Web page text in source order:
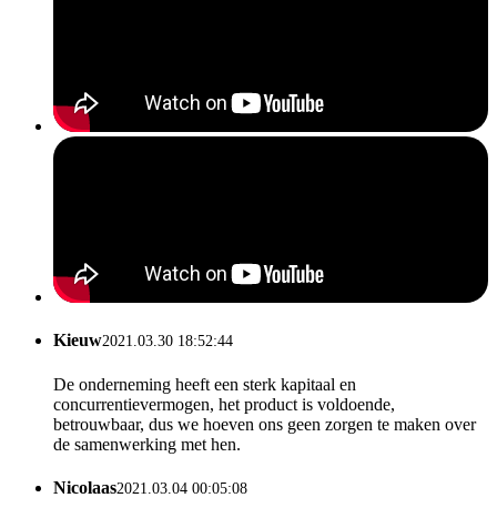
Kieuw2021.03.30 18:52:44
De onderneming heeft een sterk kapitaal en
concurrentievermogen, het product is voldoende,
betrouwbaar, dus we hoeven ons geen zorgen te maken over
de samenwerking met hen.
Nicolaas2021.03.04 00:05:08